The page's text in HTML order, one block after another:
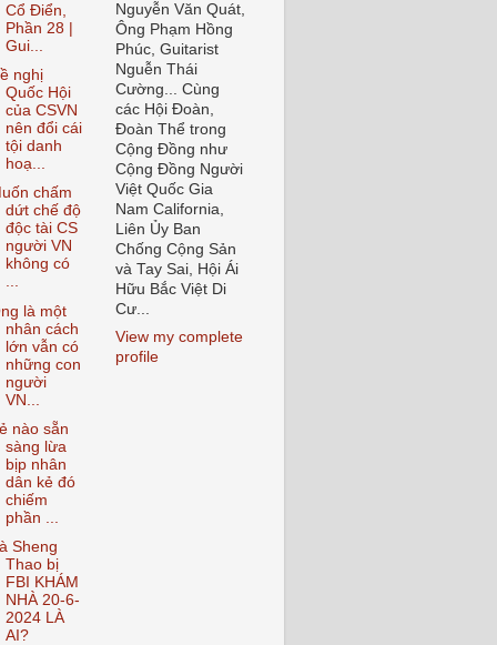
Cổ Điển,
Phần 28 |
Gui...
nghị
Quốc Hội
của CSVN
nên đổi cái
tội danh
hoạ...
chấm
dứt chế độ
độc tài CS
người VN
không có
...
là một
nhân cách
lớn vẫn có
những con
người
VN...
nào sẵn
sàng lừa
bịp nhân
dân kẻ đó
chiếm
phần ...
Sheng
Thao bị
FBI KHÁM
NHÀ 20-6-
2024 LÀ
AI?
Nguyễn Văn Quát,
Ông Phạm Hồng
Phúc, Guitarist
Nguễn Thái
Cường... Cùng
các Hội Đoàn,
Đoàn Thể trong
Cộng Đồng như
Cộng Đồng Người
Việt Quốc Gia
Nam California,
Liên Ủy Ban
Chống Cộng Sản
và Tay Sai, Hội Ái
Hữu Bắc Việt Di
Cư...
View my complete
profile